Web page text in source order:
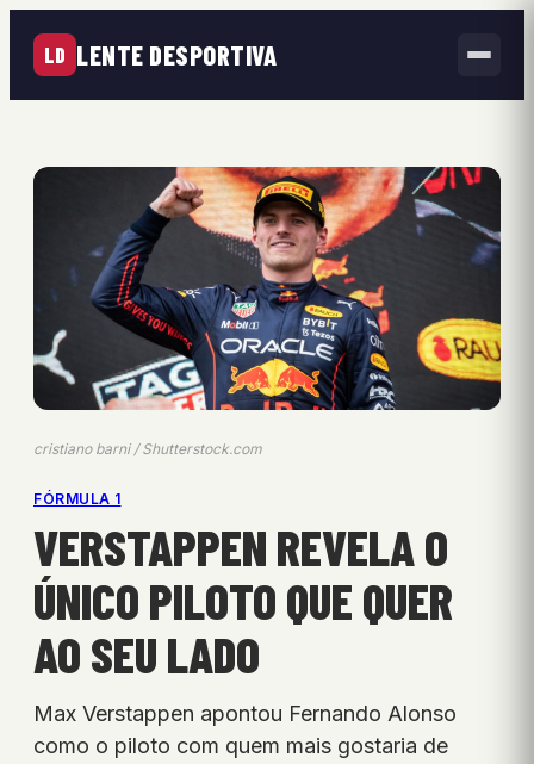
LD LENTE DESPORTIVA
cristiano barni / Shutterstock.com
FÓRMULA 1
VERSTAPPEN REVELA O
ÚNICO PILOTO QUE QUER
AO SEU LADO
Max Verstappen apontou Fernando Alonso
como o piloto com quem mais gostaria de